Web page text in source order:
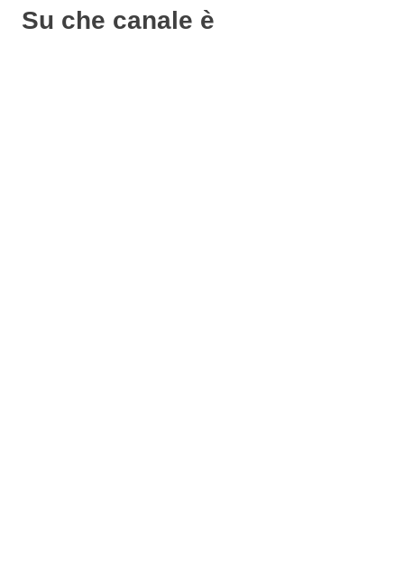
Su che canale è